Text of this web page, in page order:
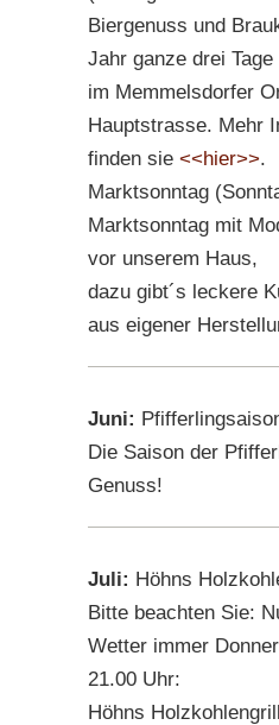
Biergenuss und
Jahr ganze drei
im Memmelsdorfer
Hauptstrasse. Mehr
finden sie <<hier>>.
Marktsonntag
Marktsonntag mit
vor unserem Haus,
dazu gibt´s leckere
aus eigener
Juni:
Die Saison der
Genuss!
Juli: Höhns
Bitte beachten Sie:
Wetter immer
21.00 Uhr:
Höhns